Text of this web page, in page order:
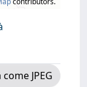
come JPEG